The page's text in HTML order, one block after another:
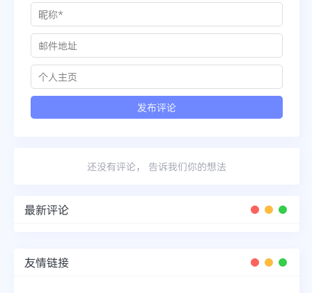
还没有评论， 告诉我们你的想法
最新评论
友情链接